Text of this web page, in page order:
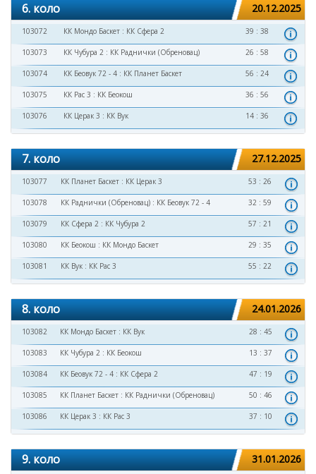
6. коло 20.12.2025
103072 КК Мондо Баскет : КК Сфера 2 39 : 38
103073 КК Чубура 2 : КК Раднички (Обреновац) 26 : 58
103074 КК Беовук 72 - 4 : КК Планет Баскет 56 : 24
103075 КК Рас 3 : КК Беокош 36 : 56
103076 КК Церак 3 : КК Вук 14 : 36
7. коло 27.12.2025
103077 КК Планет Баскет : КК Церак 3 53 : 26
103078 КК Раднички (Обреновац) : КК Беовук 72 - 4 32 : 59
103079 КК Сфера 2 : КК Чубура 2 57 : 21
103080 КК Беокош : КК Мондо Баскет 29 : 35
103081 КК Вук : КК Рас 3 55 : 22
8. коло 24.01.2026
103082 КК Мондо Баскет : КК Вук 28 : 45
103083 КК Чубура 2 : КК Беокош 13 : 37
103084 КК Беовук 72 - 4 : КК Сфера 2 47 : 19
103085 КК Планет Баскет : КК Раднички (Обреновац) 50 : 46
103086 КК Церак 3 : КК Рас 3 37 : 10
9. коло 31.01.2026